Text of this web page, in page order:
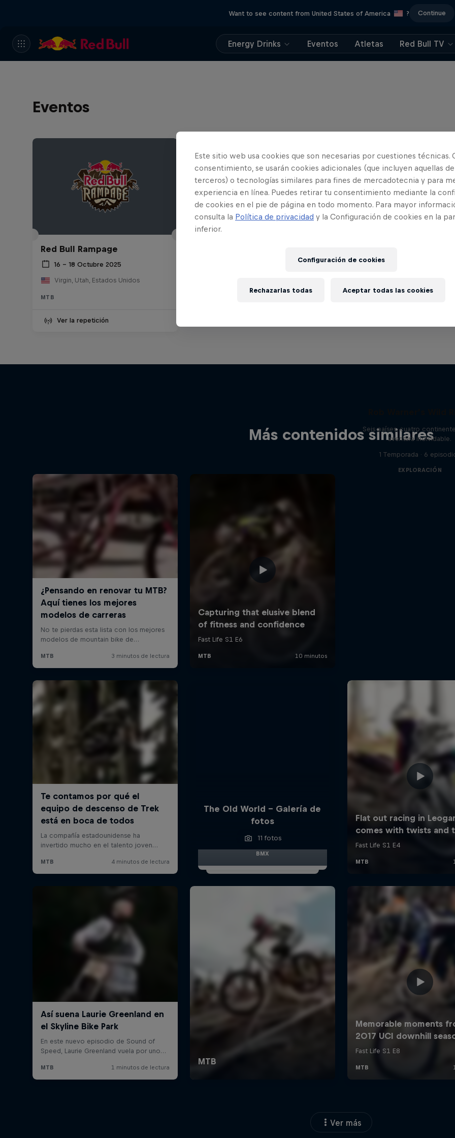
Want to see content from United States of America ? Continue
Energy Drinks Eventos Atletas Red Bull TV
Eventos
Red Bull Rampage
16 – 18 Octubre 2025
Virgin, Utah, Estados Unidos
MTB
Ver la repetición
Más contenidos similares
Seis países, cuatro
aventura inolvidable.
1 Temporada · 6
EXPLORACIÓN
The Old World – Galería de
fotos
11 fotos
BMX
Ver más
Este sitio web usa cookies que son necesarias por cuestiones técnicas.
consentimiento, se usarán cookies adicionales (que incluyen aquellas de
terceros) o tecnologías similares para fines de mercadotecnia y para
experiencia en línea. Puedes retirar tu consentimiento mediante la
de cookies en el pie de página en todo momento. Para mayor
consulta la Política de privacidad y la Configuración de cookies en la
inferior.
Configuración de cookies
Rechazarlas todas Aceptar todas las cookies